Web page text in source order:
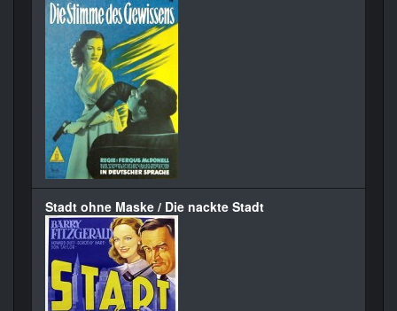
Stadt ohne Maske / Die nackte Stadt